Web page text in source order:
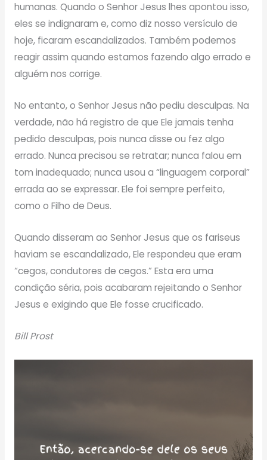
humanas. Quando o Senhor Jesus lhes apontou isso,
eles se indignaram e, como diz nosso versículo de
hoje, ficaram escandalizados. Também podemos
reagir assim quando estamos fazendo algo errado e
alguém nos corrige.
No entanto, o Senhor Jesus não pediu desculpas. Na
verdade, não há registro de que Ele jamais tenha
pedido desculpas, pois nunca disse ou fez algo
errado. Nunca precisou se retratar; nunca falou em
tom inadequado; nunca usou a “linguagem corporal”
errada ao se expressar. Ele foi sempre perfeito,
como o Filho de Deus.
Quando disseram ao Senhor Jesus que os fariseus
haviam se escandalizado, Ele respondeu que eram
“cegos, condutores de cegos.” Esta era uma
condição séria, pois acabaram rejeitando o Senhor
Jesus e exigindo que Ele fosse crucificado.
Bill Prost